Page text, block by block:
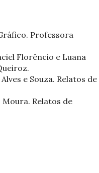
Professora
Florêncio e Luana
e Souza. Relatos de
Moura. Relatos de